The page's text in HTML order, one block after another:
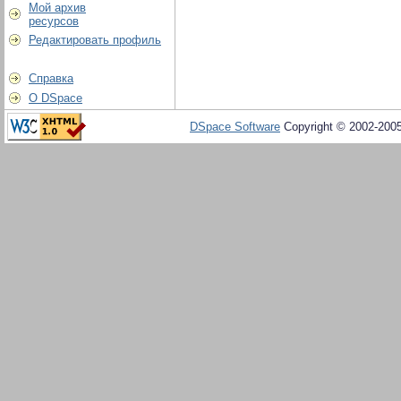
Мой архив
ресурсов
Редактировать профиль
Справка
О DSpace
DSpace Software Copyright © 2002-